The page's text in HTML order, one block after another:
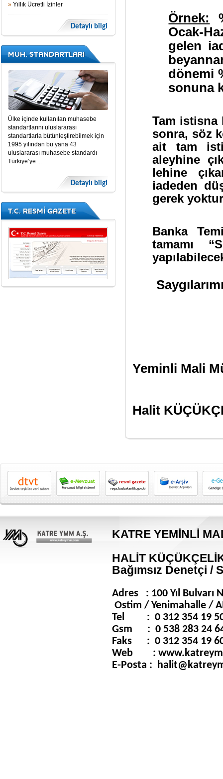
» Yıllık Ücretli İzinler
Detaylı bilgi
MUH. STANDARTLARI
Ülke içinde kullanılan muhasebe
standartlarını uluslararası
standartlarla bütünleştirebilmek için
1995 yılından bu yana 43
uluslararası muhasebe standardı
Türkiye’ye ...
Detaylı bilgi
T.C. RESMİ GAZETE
Örnek:
Ocak-
gelen
dönemi
sonuna
Tam istisna
sonra, söz
ait tam
aleyhine
lehine
iadeden
gerek
Banka
tamamı
Yeminli Mali
Halit
KATRE YEMİNLİ
HALİT
Bağımsız Denetçi
Adres : 100 Yıl
Ostim / Yenimahalle /
Tel : 0 312 354 19
Gsm : 0 538 283 24
Faks : 0 312 354 19
Web :
E-Posta :